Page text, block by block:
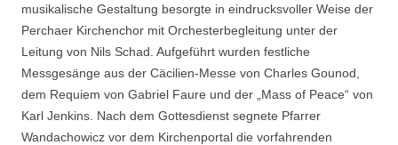
musikalische Gestaltung besorgte in eindrucksvoller Weise der
Perchaer Kirchenchor mit Orchesterbegleitung unter der
Leitung von Nils Schad. Aufgeführt wurden festliche
Messgesänge aus der Cäcilien-Messe von Charles Gounod,
dem Requiem von Gabriel Faure und der „Mass of Peace“ von
Karl Jenkins. Nach dem Gottesdienst segnete Pfarrer
Wandachowicz vor dem Kirchenportal die vorfahrenden